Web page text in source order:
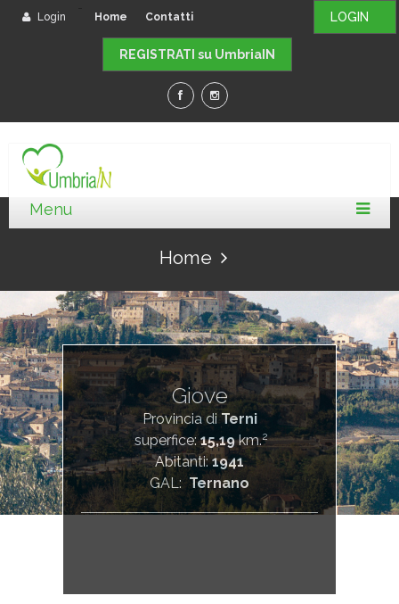
LOGIN
Login Home Contatti
REGISTRATI su UmbriaIN
Home
Giove
Provincia diTerni
superfice:15,19km.2
Abitanti:1941
GAL: Ternano